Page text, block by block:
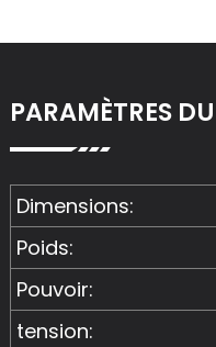
PARAMÈTRES
Dimensions:
Poids:
Pouvoir:
tension: